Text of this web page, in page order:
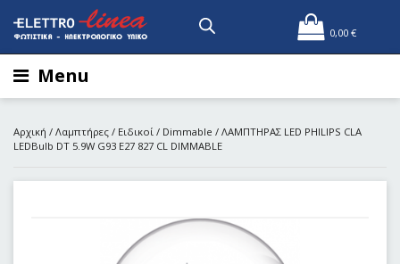
0,00 €
Menu
Αρχική / Λαμπτήρες / Ειδικοί / Dimmable / ΛΑΜΠΤΗΡΑΣ LED PHILIPS CLA
LEDBulb DT 5.9W G93 E27 827 CL DIMMABLE